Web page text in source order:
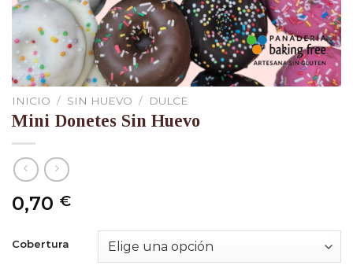
INICIO / SIN HUEVO / DULCE
Mini Donetes Sin Huevo
0,70 €
Cobertura